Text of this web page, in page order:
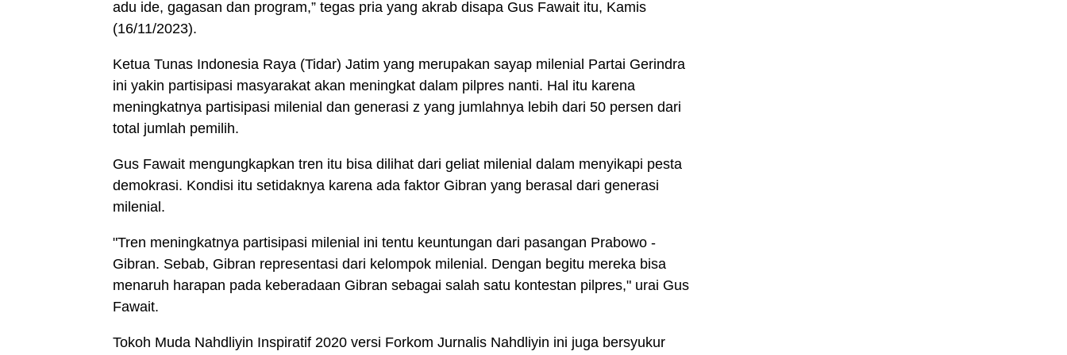
adu ide, gagasan dan program,” tegas pria yang akrab disapa Gus Fawait itu, Kamis
(16/11/2023).
Ketua Tunas Indonesia Raya (Tidar) Jatim yang merupakan sayap milenial Partai Gerindra
ini yakin partisipasi masyarakat akan meningkat dalam pilpres nanti. Hal itu karena
meningkatnya partisipasi milenial dan generasi z yang jumlahnya lebih dari 50 persen dari
total jumlah pemilih.
Gus Fawait mengungkapkan tren itu bisa dilihat dari geliat milenial dalam menyikapi pesta
demokrasi. Kondisi itu setidaknya karena ada faktor Gibran yang berasal dari generasi
milenial.
"Tren meningkatnya partisipasi milenial ini tentu keuntungan dari pasangan Prabowo -
Gibran. Sebab, Gibran representasi dari kelompok milenial. Dengan begitu mereka bisa
menaruh harapan pada keberadaan Gibran sebagai salah satu kontestan pilpres," urai Gus
Fawait.
Tokoh Muda Nahdliyin Inspiratif 2020 versi Forkom Jurnalis Nahdliyin ini juga bersyukur